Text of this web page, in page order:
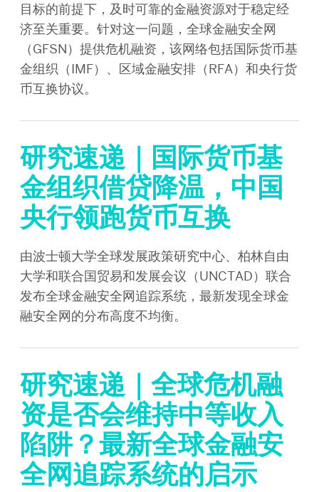
目标的前提下，及时可靠的金融资源对于稳定经
济至关重要。针对这一问题，全球金融安全网
（GFSN）提供危机融资，该网络包括国际货币基
金组织（IMF）、区域金融安排（RFA）和央行货
币互换协议。
研究速递｜国际货币基
金组织借贷降温，中国
央行领跑货币互换
由波士顿大学全球发展政策研究中心、柏林自由
大学和联合国贸易和发展会议（UNCTAD）联合
发布全球金融安全网追踪系统，最新发现全球金
融安全网的分布高度不均衡。
研究速递｜全球危机融
资是否会维持中等收入
陷阱？最新全球金融安
全网追踪系统的启示